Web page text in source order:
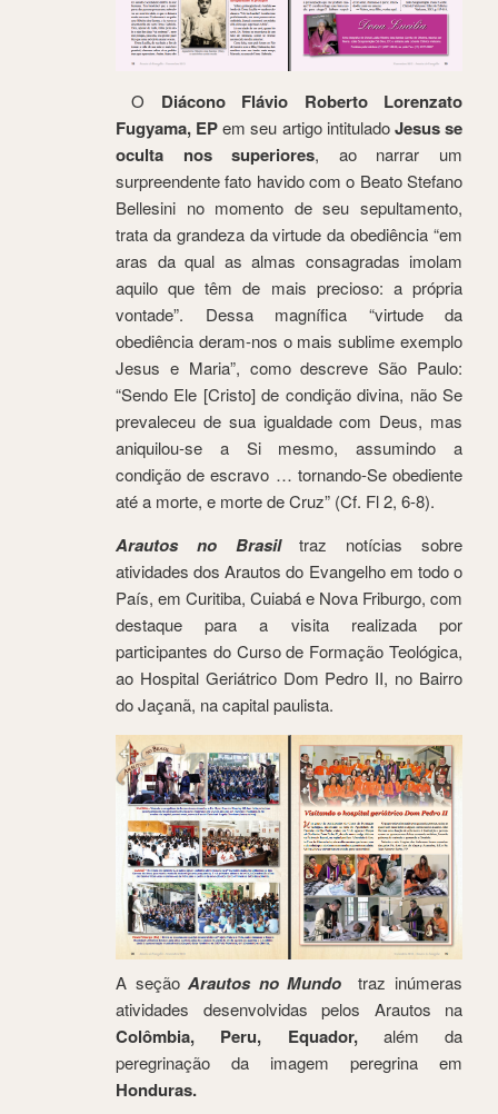
O Diácono Flávio Roberto Lorenzato
Fugyama, EPem seu artigo intituladoJesus se
oculta nos superiores, ao narrar um
surpreendente fato havido com o Beato Stefano
Bellesini no momento de seu sepultamento,
trata da grandeza da virtude da obediência “em
aras da qual as almas consagradas imolam
aquilo que têm de mais precioso: a própria
vontade”. Dessa magnífica “virtude da
obediência deram-nos o mais sublime exemplo
Jesus e Maria”, como descreve São Paulo:
“Sendo Ele [Cristo] de condição divina, não Se
prevaleceu de sua igualdade com Deus, mas
aniquilou-se a Si mesmo, assumindo a
condição de escravo … tornando-Se obediente
até a morte, e morte de Cruz” (Cf. Fl 2, 6-8).
Arautos no Brasiltraz notícias sobre
atividades dos Arautos do Evangelho em todo o
País, em Curitiba, Cuiabá e Nova Friburgo, com
destaque para a visita realizada por
participantes do Curso de Formação Teológica,
ao Hospital Geriátrico Dom Pedro II, no Bairro
do Jaçanã, na capital paulista.
A seçãoArautos no Mundo traz inúmeras
atividades desenvolvidas pelos Arautos na
Colômbia, Peru, Equador, além da
peregrinação da imagem peregrina em
Honduras.